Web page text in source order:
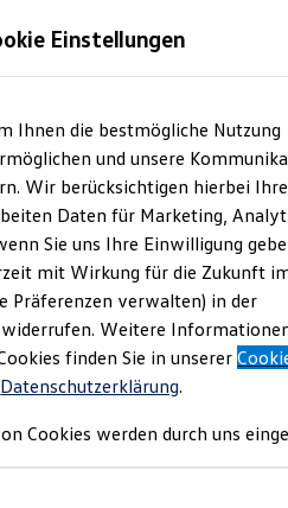
und Gebrauchtwagen
Einstellungen
Ihnen die bestmögliche Nutzung
und unsere
Wir berücksichtigen hierbei Ihre
Daten für Marketing,
Sie uns Ihre Einwilligung
mit Wirkung für die Zukunft
Präferenzen verwalten) in der
Weitere
finden Sie in unserer
Datenschutzerklärung.
Cookies werden durch uns